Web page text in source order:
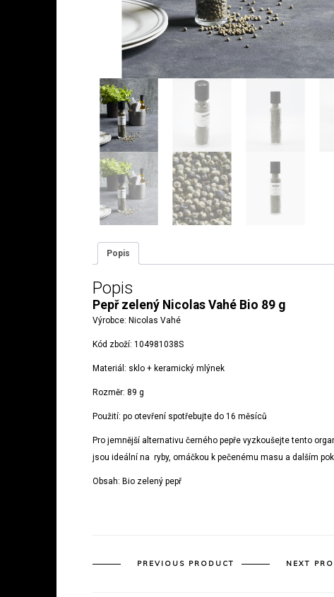
Popis
Popis
Pepř zelený Nicolas Vahé Bio 89 g
Výrobce: Nicolas Vahé
Kód zboží: 104981038S
Materiál: sklo + keramický mlýnek
Rozměr: 89 g
Použití: po otevření spotřebujte do 16 měsíců
Pro jemnější alternativu černého pepře vyzkoušejte tento
jsou ideální na ryby, omáčkou k pečenému masu a dalším
Obsah: Bio zelený pepř
PREVIOUS PRODUCT NEXT